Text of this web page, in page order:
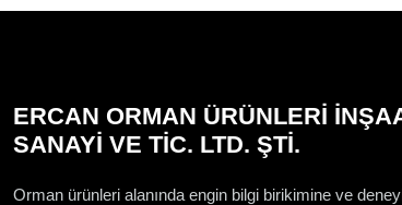
ERCAN ORMAN ÜRÜNLERİ
SANAYİ VE TİC. LTD. ŞTİ.
Orman ürünleri alanında engin bilgi birikimine ve